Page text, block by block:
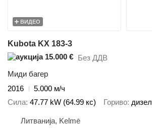
ВИДЕО
Kubota KX 183-3
15.000 € Без ДДВ
Миди багер
2016
5.000 м/ч
Сила 47.77 kW (64.99 кс) Гориво дизел
Литванија, Kelmė